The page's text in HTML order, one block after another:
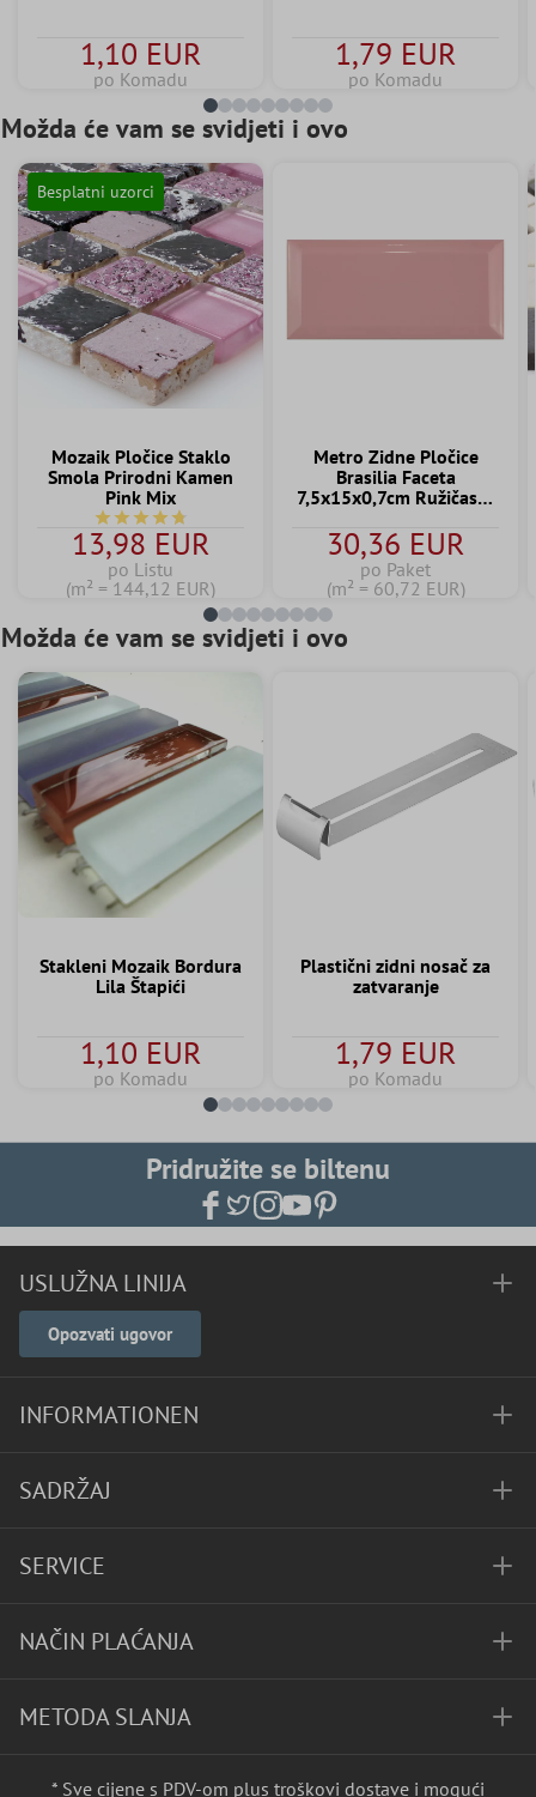
1,10 EUR
po Komadu
1,79 EUR
po Komadu
Možda će vam se svidjeti i ovo
Besplatni uzorci
Mozaik Pločice Staklo
Smola Prirodni Kamen
Pink Mix
Prosječna ocjena 4.7 od 5 zvjezdica
13,98 EUR
po Listu
(m² = 144,12 EUR)
Metro Zidne Pločice
Brasilia Faceta
7,5x15x0,7cm Ružičasta
30,36 EUR
po Paket
(m² = 60,72 EUR)
Možda će vam se svidjeti i ovo
Stakleni Mozaik Bordura
Lila Štapići
1,10 EUR
po Komadu
Plastični zidni nosač za
zatvaranje
1,79 EUR
po Komadu
Pridružite se biltenu
USLUŽNA LINIJA
Opozvati ugovor
INFORMATIONEN
SADRŽAJ
SERVICE
NAČIN PLAĆANJA
METODA SLANJA
* Sve cijene s PDV-om plus troškovi dostave i mogući